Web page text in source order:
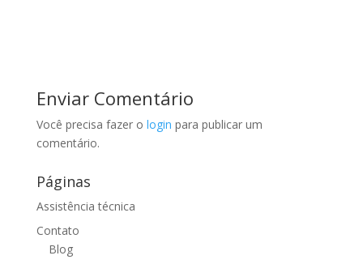
Enviar Comentário
Você precisa fazer o login para publicar um
comentário.
Páginas
Assistência técnica
Contato
Blog